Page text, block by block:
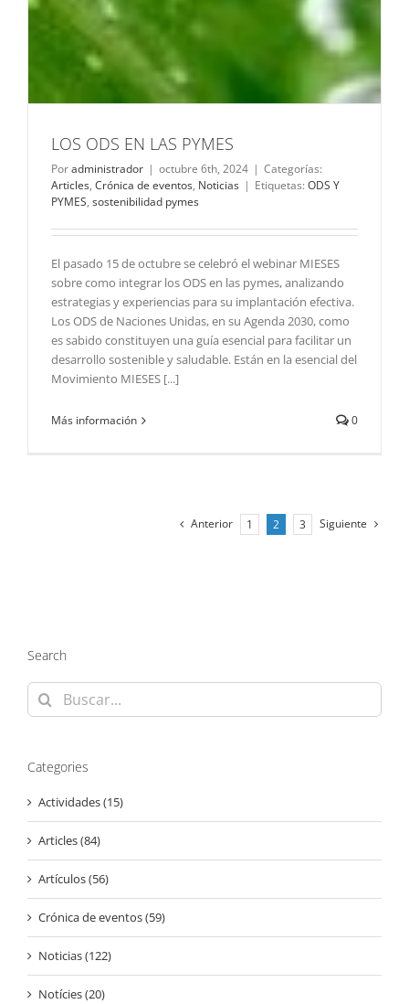
LOS ODS EN LAS PYMES
Poradministrador | octubre 6th, 2024 | Categorías:
Articles, Crónica de eventos, Noticias | Etiquetas: ODS Y
PYMES, sostenibilidad pymes
El pasado 15 de octubre se celebró el webinar MIESES
sobre como integrar los ODS en las pymes, analizando
estrategias y experiencias para su implantación efectiva.
Los ODS de Naciones Unidas, en su Agenda 2030, como
es sabido constituyen una guía esencial para facilitar un
desarrollo sostenible y saludable. Están en la esencial del
Movimiento MIESES [...]
Más información 0
Anterior 1 2 3 Siguiente
Search
Buscar:
Categories
Actividades (15)
Articles (84)
Artículos (56)
Crónica de eventos (59)
Noticias (122)
Notícies (20)